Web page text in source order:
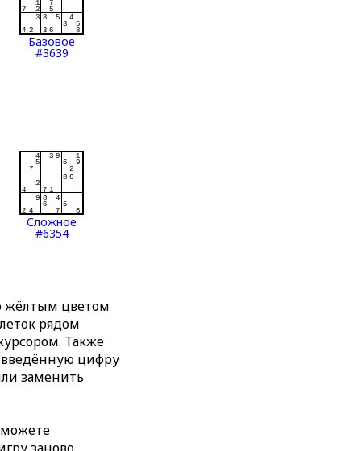
Базовое
#3639
Сложное
#6354
жёлтым цветом
рядом
Также
введённую цифру
заменить